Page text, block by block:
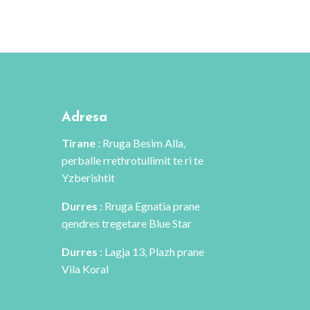
Adresa
Tirane : Rruga Besim Alla,
perballe rrethrotullimit te ri te
Yzberishtit
Durres : Rruga Egnatia prane
qendres tregetare Blue Star
Durres : Lagja 13, Plazh prane
Vila Koral